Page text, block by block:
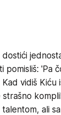
pomisliš: 'Pa
vidiš Kiću
strašno
talentom, ali